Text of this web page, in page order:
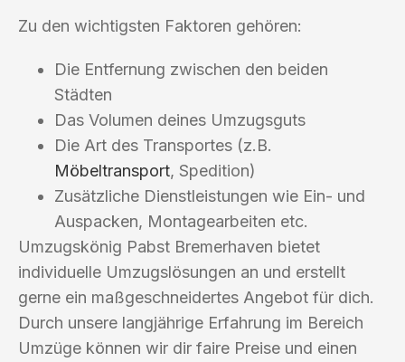
Zu den wichtigsten Faktoren gehören:
Die Entfernung zwischen den beiden
Städten
Das Volumen deines Umzugsguts
Die Art des Transportes (z.B.
Möbeltransport, Spedition)
Zusätzliche Dienstleistungen wie Ein- und
Auspacken, Montagearbeiten etc.
Umzugskönig Pabst Bremerhaven bietet
individuelle Umzugslösungen an und erstellt
gerne ein maßgeschneidertes Angebot für dich.
Durch unsere langjährige Erfahrung im Bereich
Umzüge können wir dir faire Preise und einen